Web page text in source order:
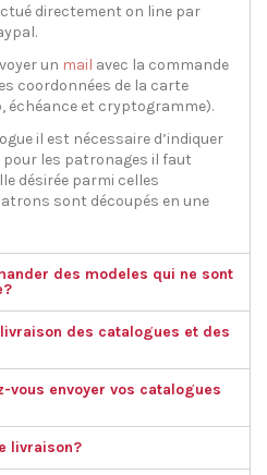
directement on line par
un mail avec la commande
coordonnées de la carte
échéance et cryptogramme).
il est nécessaire d’indiquer
pour les patronages il faut
désirée parmi celles
sont découpés en une
des modeles qui ne sont
des catalogues et des
vous envoyer vos catalogues
livraison?